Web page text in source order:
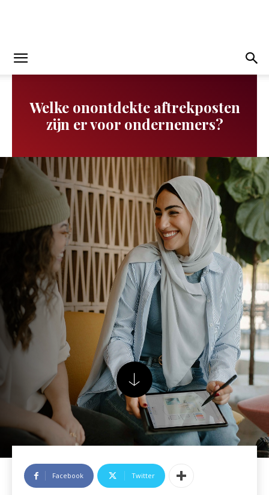
Welke onontdekte aftrekposten
zijn er voor ondernemers?
Facebook Twitter